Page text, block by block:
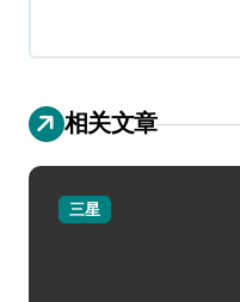
相关文章
三星